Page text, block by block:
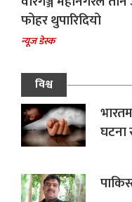
फोहर थुपारिदियो
न्यूज डेस्क
विश्व
घटना